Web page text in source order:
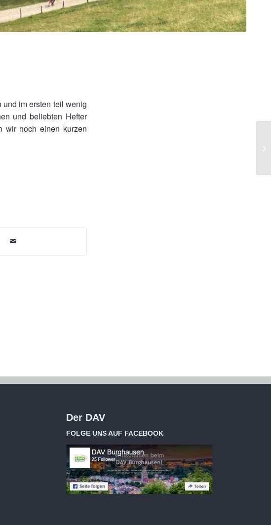
im ersten teil wenig
und beliebten Hefter
wir noch einen kurzen
Der DAV
FOLGE UNS AUF FACEBOOK